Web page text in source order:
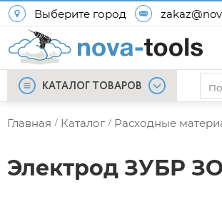
Выберите город
КАТАЛОГ ТОВАРОВ
Главная / Каталог / Расходные
Электрод ЗУБР